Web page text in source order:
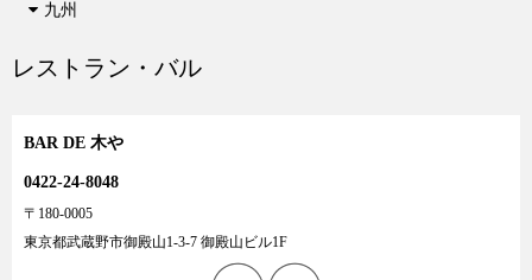
レストラン・バル
BAR DE 木や
0422-24-8048
〒180-0005
東京都武蔵野市御殿山1-3-7 御殿山ビル1F
九州